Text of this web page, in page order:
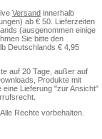
Versand innerhalb
ab € 50. Lieferzeiten
(ausgenommen einige
Sie bitte den
Deutschlands € 4,95
auf 20 Tage, außer auf
Produkte mit
eine Lieferung "zur Ansicht"
Rechte vorbehalten.